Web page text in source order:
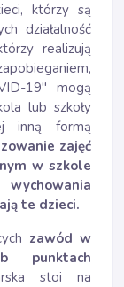
którzy są
działalność
realizują
19" mogą
lub szkoły
inną formą
zajęć
w szkole
te dzieci.
zawód w
punktach
stoi na